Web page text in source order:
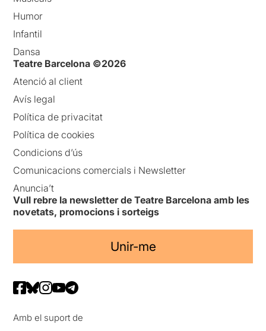
Humor
Infantil
Dansa
Teatre Barcelona ©2026
Atenció al client
Avís legal
Política de privacitat
Política de cookies
Condicions d’ús
Comunicacions comercials i Newsletter
Anuncia’t
Vull rebre la newsletter de Teatre Barcelona amb les
novetats, promocions i sorteigs
Unir-me
Amb el suport de